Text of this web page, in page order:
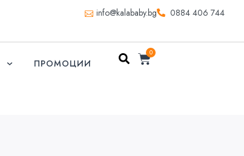
info@kalababy.bg 0884 406 744
ПРОМОЦИИ
0